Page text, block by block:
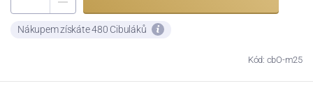
Nákupem získáte 480 Cibuláků
Kód: cbO-m25